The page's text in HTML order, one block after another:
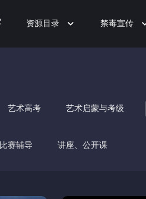
资源目录 禁毒宣传
艺术高考
艺术启蒙与考级
比赛辅导 讲座、公开课